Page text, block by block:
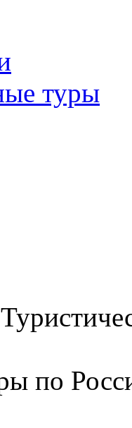
туры
по